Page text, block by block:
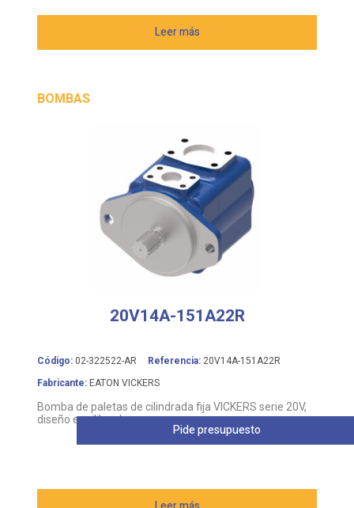
Leer más
BOMBAS
20V14A-151A22R
Código: 02-322522-AR Referencia: 20V14A-151A22R
Fabricante: EATON VICKERS
Bomba de paletas de cilindrada fija VICKERS serie 20V,
diseño equilibrado
Pide presupuesto